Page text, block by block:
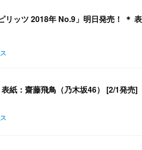
リッツ 2018年 No.9」明日発売！ ＊
紙：齋藤飛鳥（乃木坂46） [2/1発売]